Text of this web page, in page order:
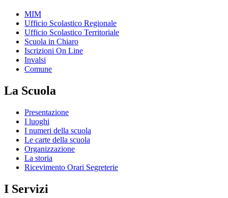
MIM
Ufficio Scolastico Regionale
Ufficio Scolastico Territoriale
Scuola in Chiaro
Iscrizioni On Line
Invalsi
Comune
La Scuola
Presentazione
I luoghi
I numeri della scuola
Le carte della scuola
Organizzazione
La storia
Ricevimento Orari Segreterie
I Servizi